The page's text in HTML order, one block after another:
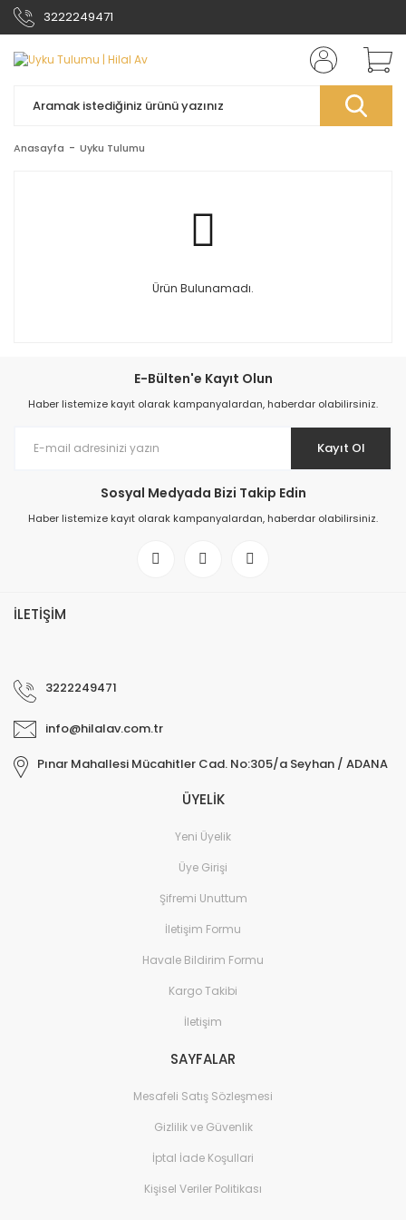
3222249471
Anasayfa Uyku Tulumu
Ürün Bulunamadı.
E-Bülten'e Kayıt Olun
Haber listemize kayıt olarak kampanyalardan, haberdar olabilirsiniz.
Kayıt Ol
Sosyal Medyada Bizi Takip Edin
Haber listemize kayıt olarak kampanyalardan, haberdar olabilirsiniz.
İLETİŞİM
3222249471
info@hilalav.com.tr
Pınar Mahallesi Mücahitler Cad. No:305/a Seyhan / ADANA
ÜYELİK
Yeni Üyelik
Üye Girişi
Şifremi Unuttum
İletişim Formu
Havale Bildirim Formu
Kargo Takibi
İletişim
SAYFALAR
Mesafeli Satış Sözleşmesi
Gizlilik ve Güvenlik
İptal İade Koşullari
Kişisel Veriler Politikası